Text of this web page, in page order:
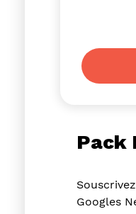
Pack
Googles